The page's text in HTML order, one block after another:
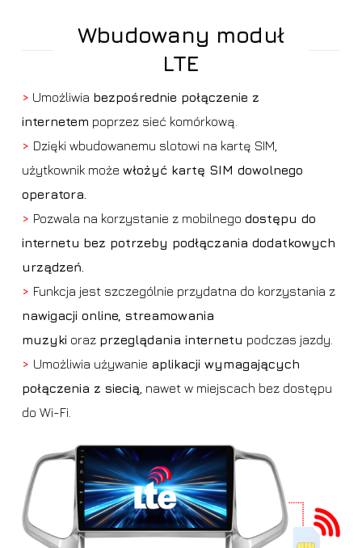
Wbudowany moduł
LTE
> Umożliwia bezpośrednie połączenie z
internetem poprzez sieć komórkową.
> Dzięki wbudowanemu slotowi na kartę SIM,
użytkownik może włożyć kartę SIM dowolnego
operatora.
> Pozwala na korzystanie z mobilnego dostępu do
internetu bez potrzeby podłączania dodatkowych
urządzeń.
> Funkcja jest szczególnie przydatna do korzystania z
nawigacji online, streamowania
muzyki oraz przeglądania internetu podczas jazdy.
> Umożliwia używanie aplikacji wymagających
połączenia z siecią , nawet w miejscach bez dostępu
do Wi-Fi.